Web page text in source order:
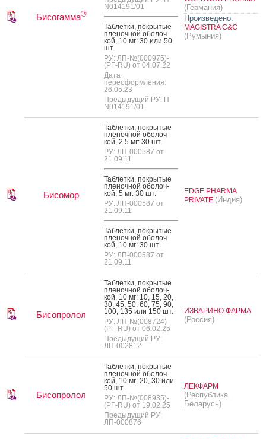
Бисогамма®
N014191/01
Таб­летки, пок­ры­тые
пле­ноч­ной обо­лоч­
кой, 10 мг: 30 или 50
шт.
РУ: ЛП-№(000975)-
(РГ-RU) от 04.07.22
Дата
переоформления:
26.05.23
Предыдущий РУ: П
N014191/01
(Германия)
Произведено:
MAGISTRA C&C
(Румыния)
Бисомор
Таб­летки, пок­ры­тые
пле­ноч­ной обо­лоч­
кой, 2.5 мг: 30 шт.
РУ: ЛП-000587 от
21.09.11
Таб­летки, пок­ры­тые
пле­ноч­ной обо­лоч­
кой, 5 мг: 30 шт.
РУ: ЛП-000587 от
21.09.11
Таб­летки, пок­ры­тые
пле­ноч­ной обо­лоч­
кой, 10 мг: 30 шт.
РУ: ЛП-000587 от
21.09.11
EDGE PHARMA
PRIVATE (Индия)
Бисопролол
Таб­летки, пок­ры­тые
пле­ноч­ной обо­лоч­
кой, 10 мг: 10, 15, 20,
30, 45, 50, 60, 75, 90,
100, 135 или 150 шт.
РУ: ЛП-№(008724)-
(РГ-RU) от 06.02.25
Предыдущий РУ:
ЛП-002812
ИЗВАРИНО ФАРМА
(Россия)
Бисопролол
Таб­летки, пок­ры­тые
пле­ноч­ной обо­лоч­
кой, 10 мг: 20, 30 или
50 шт.
РУ: ЛП-№(008935)-
(РГ-RU) от 19.02.25
Предыдущий РУ:
ЛП-000876
ЛЕКФАРМ
(Республика
Беларусь)